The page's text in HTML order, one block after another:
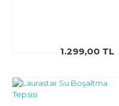
1.299,00 TL